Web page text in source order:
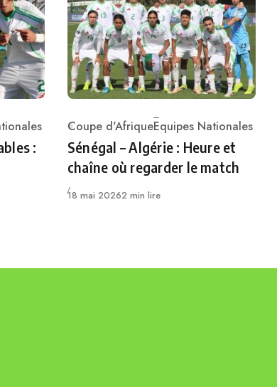
:
Category
Coupe d'AfriqueEquipes Nationales
Sénégal – Algérie : Heure et
chaîne où regarder le match
Publié
18 mai 20262 min lire